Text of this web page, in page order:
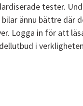
tester.
ännu bättre där
Logga in för att
i